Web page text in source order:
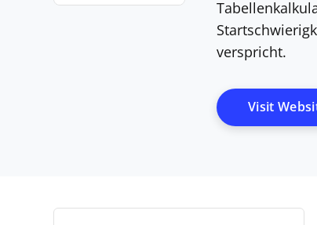
verspricht.
Visit